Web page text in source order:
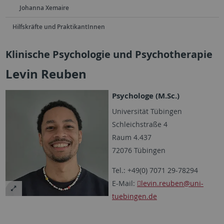
Johanna Xemaire
Hilfskräfte und PraktikantInnen
Klinische Psychologie und Psychotherapie
Levin Reuben
Psychologe (M.Sc.)
Universität Tübingen
Schleichstraße 4
Raum 4.437
72076 Tübingen
Tel.: +49(0) 7071 29-78294
E-Mail:
levin.reuben@uni-
tuebingen.de